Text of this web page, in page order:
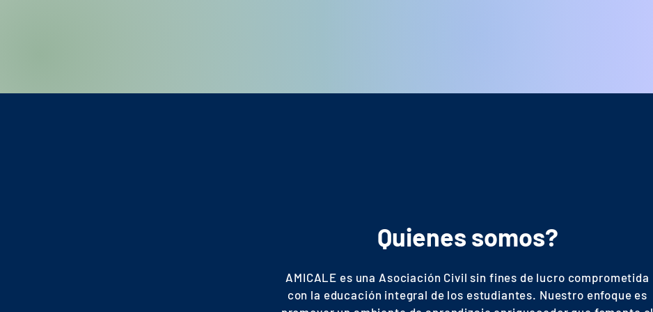
Quienes somos?
AMICALE es una Asociación Civil sin fines de lucro comprometida
con la educación integral de los estudiantes. Nuestro enfoque es